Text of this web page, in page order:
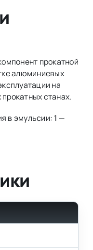
прокатной
алюминиевых
на
станах.
в эмульсии: 1 —